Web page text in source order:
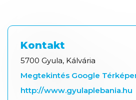
Kontakt
5700 Gyula, Kálvária
Megtekintés Google
http://www.gyulaplebania.hu